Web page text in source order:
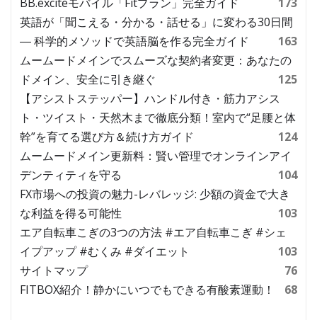
英語が「聞こえる・分かる・話せる」に変わる30日間
― 科学的メソッドで英語脳を作る完全ガイド
163
ムームードメインでスムーズな契約者変更：あなたの
ドメイン、安全に引き継ぐ
125
【アシストステッパー】ハンドル付き・筋力アシス
ト・ツイスト・天然木まで徹底分類！室内で“足腰と体
幹”を育てる選び方＆続け方ガイド
124
ムームードメイン更新料：賢い管理でオンラインアイ
デンティティを守る
104
FX市場への投資の魅力-レバレッジ: 少額の資金で大き
な利益を得る可能性
103
エア自転車こぎの3つの方法 #エア自転車こぎ #シェ
イプアップ #むくみ #ダイエット
103
サイトマップ
76
FITBOX紹介！静かにいつでもできる有酸素運動！
68